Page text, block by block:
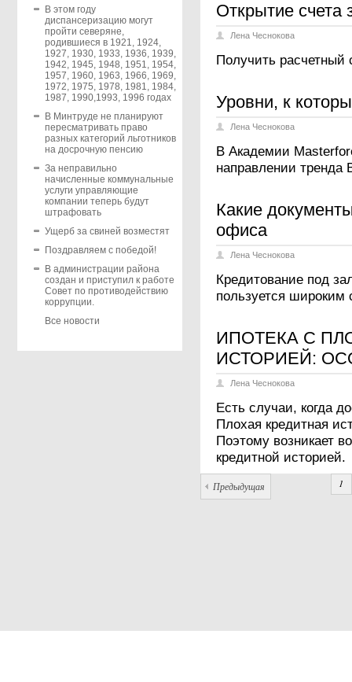
В этом году
диспансеризацию могут
пройти северяне,
родившиеся в 1921, 1924,
1927, 1930, 1933, 1936, 1939,
1942, 1945, 1948, 1951, 1954,
1957, 1960, 1963, 1966, 1969,
1972, 1975, 1978, 1981, 1984,
1987, 1990,1993, 1996 годах
В Минтруде не планируют
пересматривать право
разных категорий льготников
на досрочную пенсию
За неправильно
начисленные коммунальные
услуги управляющие
компании теперь будут
штрафовать
Ущерб за свиней возместят
Поздравляем с победой!
В администрации района
создан и приступил к работе
Совет по противодействию
коррупции.
Все новости
Открытие счета
Лена Чеснокова
Получить расчетный
Уровни, к
Лена Чеснокова
В Академии
направлении тренда
Какие
офиса
Лена Чеснокова
Кредитование под
пользуется широким
ИПОТЕКА С
ИСТОРИЕЙ:
Лена Чеснокова
Есть случаи, когда
Плохая кредитная
Поэтому возникает
кредитной историей.
Предыдущая 1